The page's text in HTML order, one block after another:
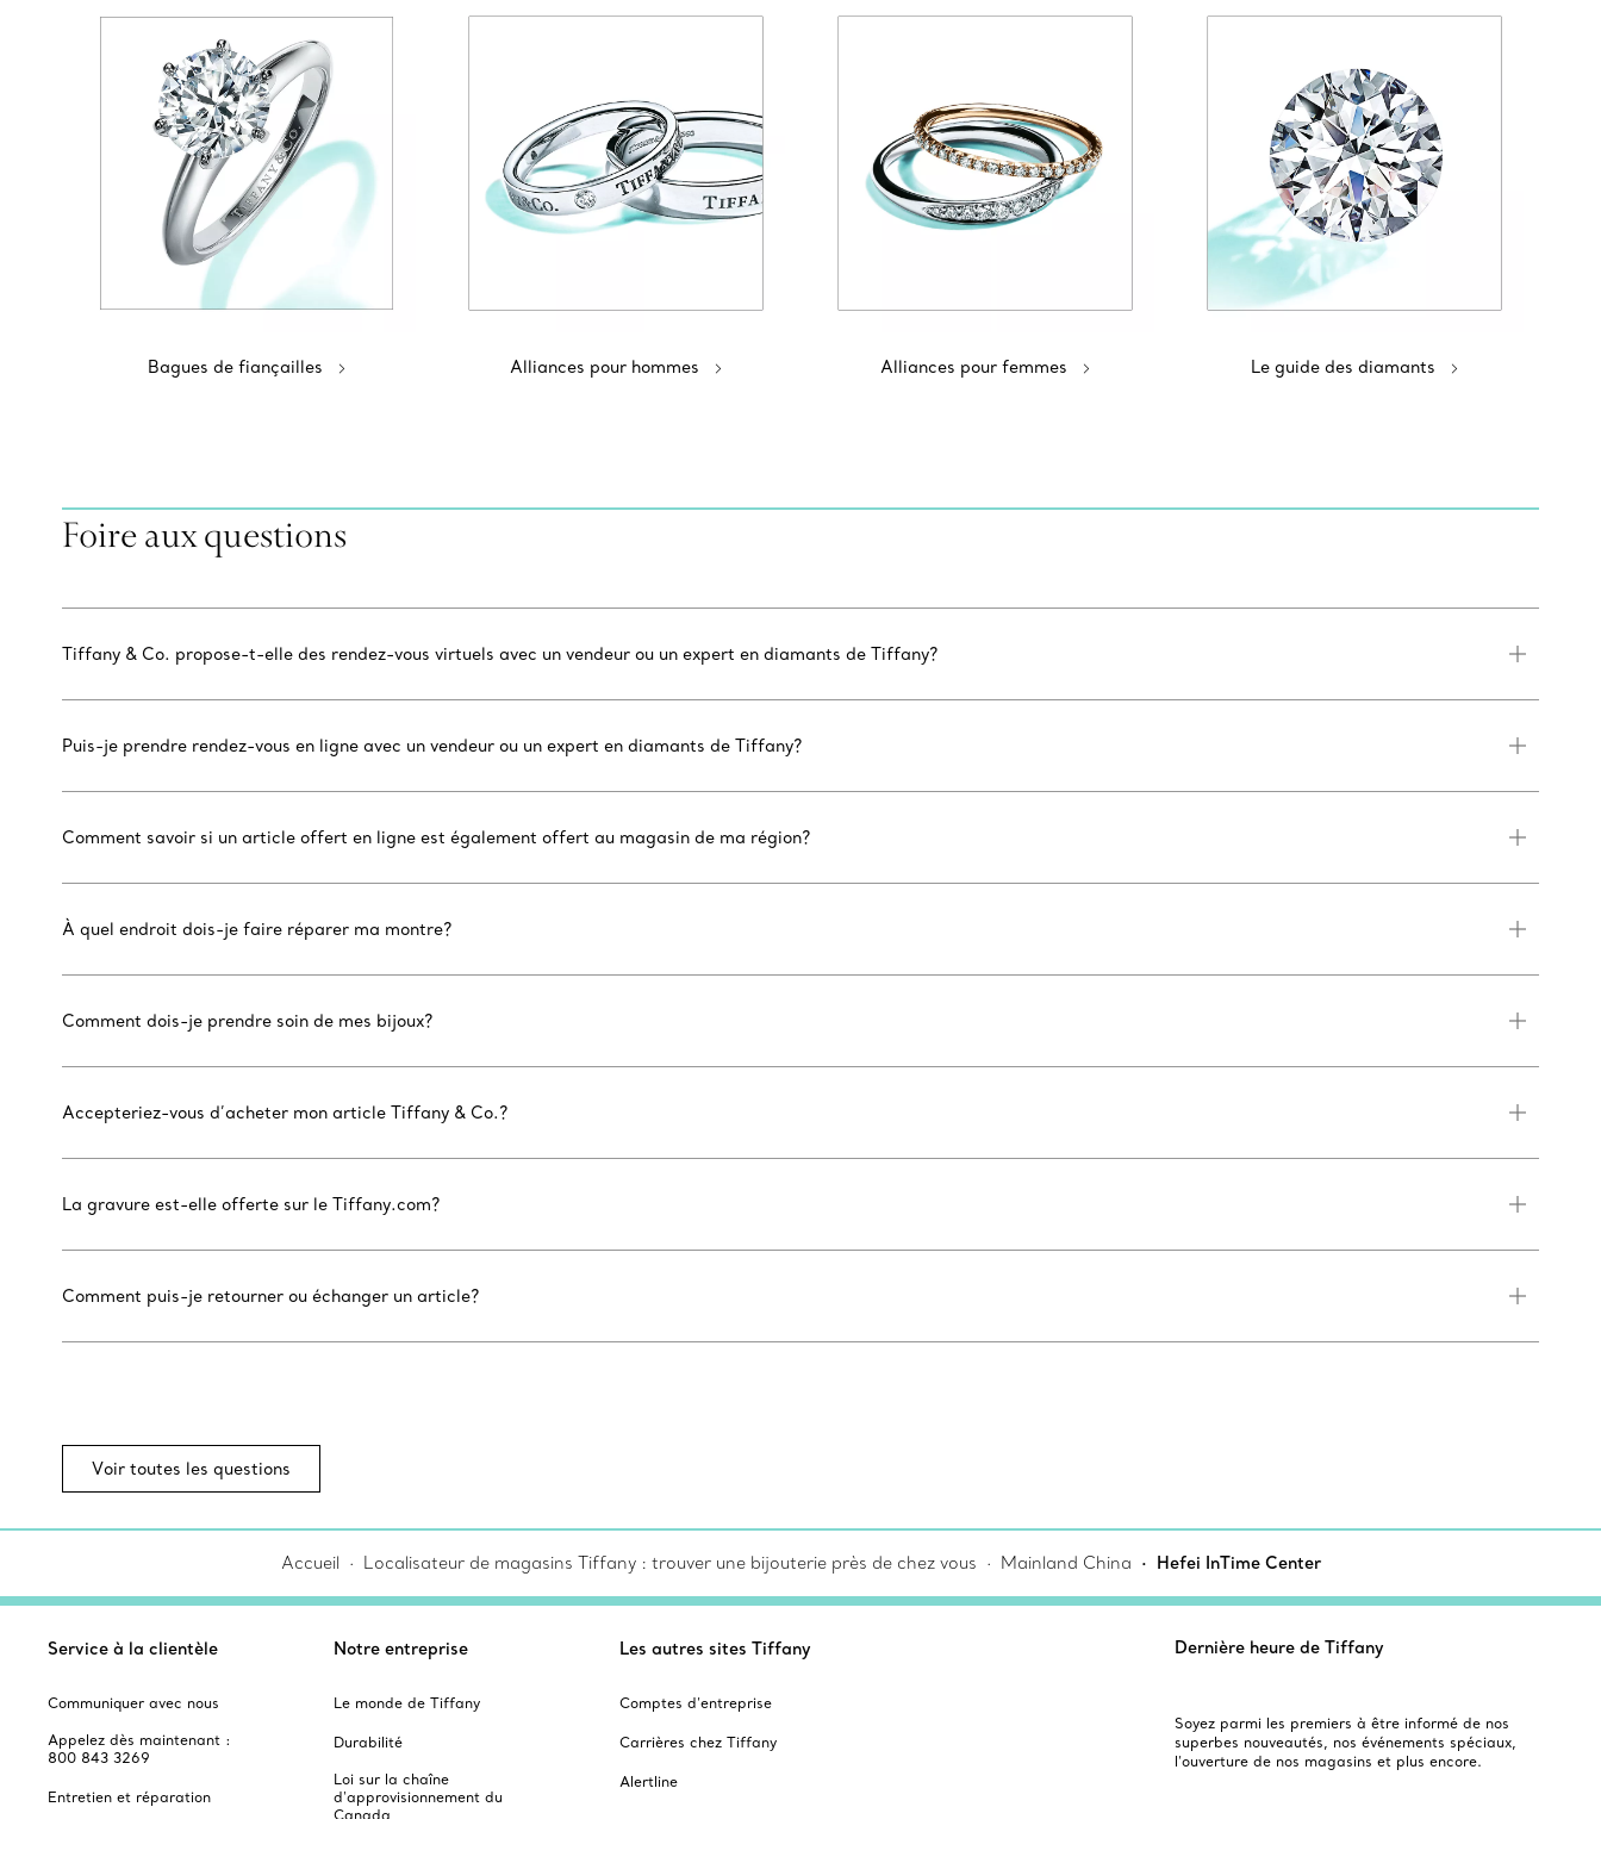
Bagues de fiançailles Alliances pour hommes Alliances pour femmes Le guide des diamants
Foire aux questions
Tiffany & Co. propose-t-elle des rendez-vous virtuels avec un vendeur ou un expert en diamants de Tiffany?
Puis-je prendre rendez-vous en ligne avec un vendeur ou un expert en diamants de Tiffany?
Comment savoir si un article offert en ligne est également offert au magasin de ma région?
À quel endroit dois-je faire réparer ma montre?
Comment dois-je prendre soin de mes bijoux?
Accepteriez-vous d’acheter mon article Tiffany & Co.?
La gravure est-elle offerte sur le Tiffany.com?
Comment puis-je retourner ou échanger un article?
Voir toutes les questions
Accueil Localisateur de magasins Tiffany : trouver une bijouterie près de chez vous Mainland China Hefei InTime Center
Service à la clientèle
Communiquer avec nous
Appelez dès maintenant :
800 843 3269
Entretien et réparation
Notre entreprise
Le monde de Tiffany
Durabilité
Loi sur la chaîne
d'approvisionnement du
Canada
Les autres sites Tiffany
Comptes d’entreprise
Carrières chez Tiffany
Alertline
Dernière heure de Tiffany
Soyez parmi les premiers à être informé de nos
superbes nouveautés, nos événements spéciaux,
l’ouverture de nos magasins et plus encore.